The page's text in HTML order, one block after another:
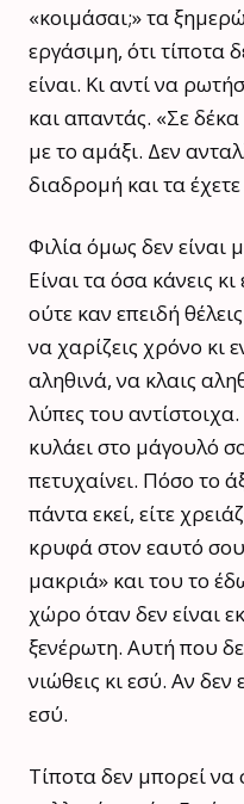
«κοιμάσαι;» τα
εργάσιμη, ότι τίποτα
είναι. Κι αντί να
και απαντάς. «Σε
με το αμάξι. Δεν
διαδρομή και τα
Φιλία όμως δεν είναι
Είναι τα όσα κάνεις
ούτε καν επειδή
να χαρίζεις χρόνο κι
αληθινά, να κλαις
λύπες του
κυλάει στο μάγουλό
πετυχαίνει. Πόσο το
πάντα εκεί, είτε
κρυφά στον εαυτό
μακριά» και του το
χώρο όταν δεν είναι
ξενέρωτη. Αυτή που
νιώθεις κι εσύ. Αν δεν
εσύ.
Τίποτα δεν μπορεί να